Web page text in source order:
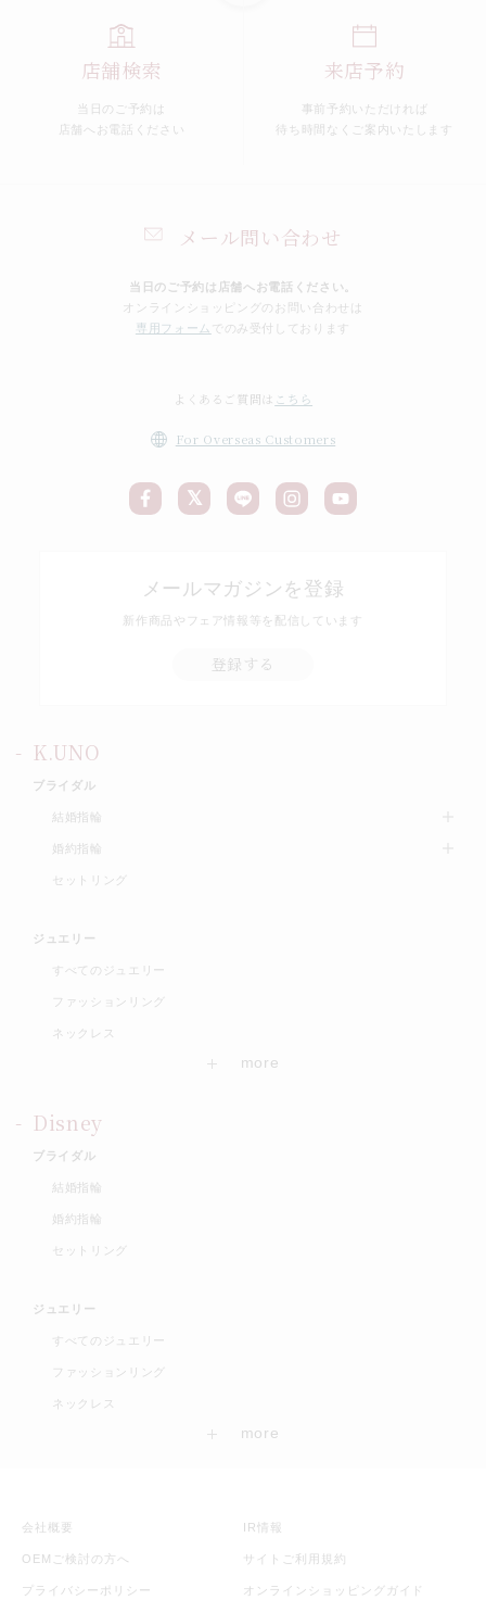
メール問い合わせ
当日のご予約は店舗へお電話ください。
オンラインショッピングのお問い合わせは
専用フォーム
でのみ受付しております
店舗検索
当日のご予約は
店舗へお電話ください
来店予約
事前予約いただければ
待ち時間なくご案内いたします
よくあるご質問は こちら
For Overseas Customers
メールマガジンを登録
新作商品やフェア情報等を配信しています
登録する
K.UNO
ブライダル
結婚指輪
婚約指輪
セットリング
ジュエリー
すべてのジュエリー
ファッションリング
ネックレス
Disney
ブライダル
結婚指輪
婚約指輪
セットリング
ジュエリー
すべてのジュエリー
ファッションリング
ネックレス
会社概要 IR情報
OEMご検討の方へ サイトご利用規約
プライバシーポリシー オンラインショッピングガイド